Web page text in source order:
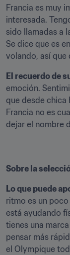
Francia es muy
interesada.
sido llamadas a
Se dice que es
volando, así que
El recuerdo de
emoción.
que desde chica
Francia no es
dejar el nombre
Sobre la
Lo que puede
ritmo es un
está ayudando
tienes una
pensar más
el Olympique